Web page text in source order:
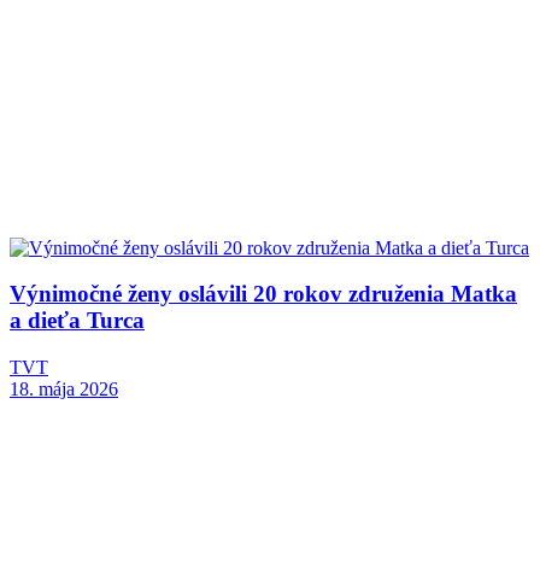
Výnimočné ženy oslávili 20 rokov združenia Matka
a dieťa Turca
TVT
18. mája 2026